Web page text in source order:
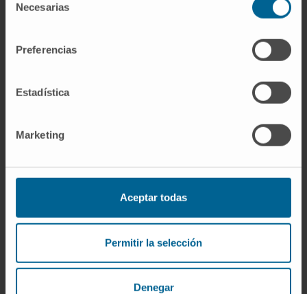
Necesarias
Preferencias
Estadística
Marketing
Aceptar todas
Permitir la selección
Denegar
Reumatología, Sociedad de Reumatología
Quiropráctica, Programas de Formación
Primaria, Rencontre Marseillaise du
Rhumatologie, Seminarios de la Fundación
Jiménez Díaz y de la Fundación Quironsalud,
Neumomadrid, Proyecto Universitario
Autoanticuerpos.
Ha desarrollado una intensa actividad
científica con especial interés en
enfermedades autoinmunes sistémicas.
Realizó una estancia postdoctoral en el